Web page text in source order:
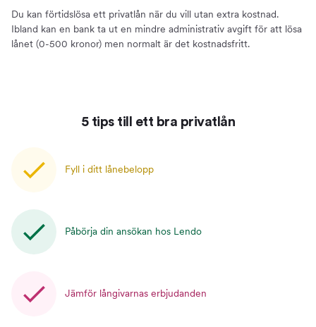
Du kan förtidslösa ett privatlån när du vill utan extra kostnad.
Ibland kan en bank ta ut en mindre administrativ avgift för att lösa
lånet (0-500 kronor) men normalt är det kostnadsfritt.
5 tips till ett bra privatlån
Fyll i ditt lånebelopp
Påbörja din ansökan hos Lendo
Jämför långivarnas erbjudanden